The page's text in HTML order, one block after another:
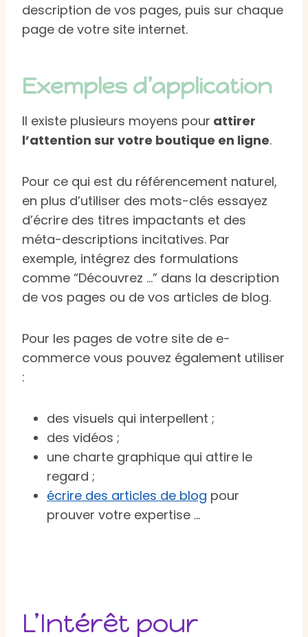
description de vos pages, puis sur chaque
page de votre site internet.
Exemples d’application
Il existe plusieurs moyens pour attirer
l’attention sur votre boutique en ligne.
Pour ce qui est du référencement naturel,
en plus d’utiliser des mots-clés essayez
d’écrire des titres impactants et des
méta-descriptions incitatives. Par
exemple, intégrez des formulations
comme “Découvrez …” dans la description
de vos pages ou de vos articles de blog.
Pour les pages de votre site de e-
commerce vous pouvez également utiliser
:
des visuels qui interpellent ;
des vidéos ;
une charte graphique qui attire le
regard ;
écrire des articles de blog pour
prouver votre expertise …
L’Intérêt pour